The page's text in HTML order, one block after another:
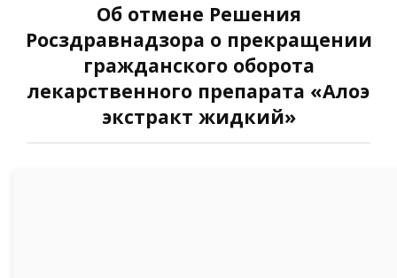
Об отмене Решения
Росздравнадзора о прекращении
гражданского оборота
лекарственного препарата «Алоэ
экстракт жидкий»